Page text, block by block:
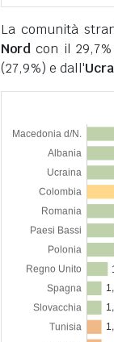
La comunità
Nord con il
(27,9%) e dall'